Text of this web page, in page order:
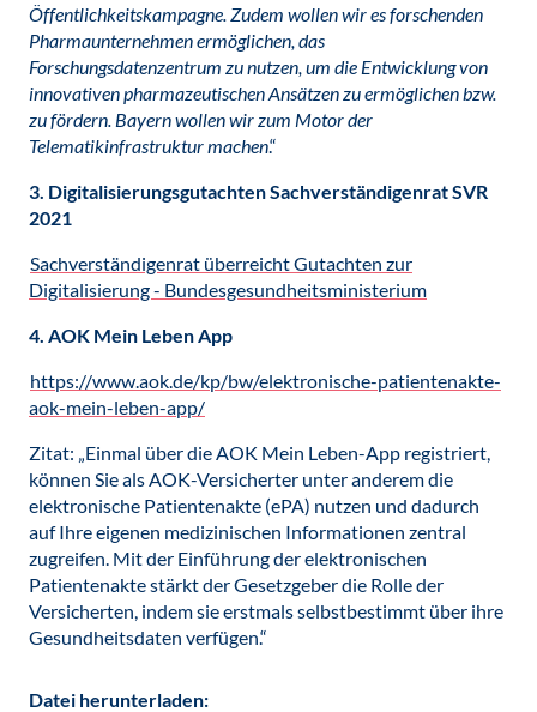
Öffentlichkeitskampagne. Zudem wollen wir es forschenden
Pharmaunternehmen ermöglichen, das
Forschungsdatenzentrum zu nutzen, um die Entwicklung von
innovativen pharmazeutischen Ansätzen zu ermöglichen bzw.
zu fördern. Bayern wollen wir zum Motor der
Telematikinfrastruktur machen.“
3. Digitalisierungsgutachten Sachverständigenrat SVR
2021
Sachverständigenrat überreicht Gutachten zur
Digitalisierung - Bundesgesundheitsministerium
4. AOK Mein Leben App
https://www.aok.de/kp/bw/elektronische-patientenakte-
aok-mein-leben-app/
Zitat: „Einmal über die AOK Mein Leben-App registriert,
können Sie als AOK-Versicherter unter anderem die
elektronische Patientenakte (ePA) nutzen und dadurch
auf Ihre eigenen medizinischen Informationen zentral
zugreifen. Mit der Einführung der elektronischen
Patientenakte stärkt der Gesetzgeber die Rolle der
Versicherten, indem sie erstmals selbstbestimmt über ihre
Gesundheitsdaten verfügen.“
Datei herunterladen: